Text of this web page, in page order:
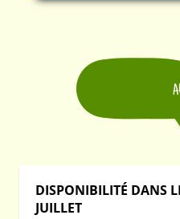
DISPONIBILITÉ DANS
JUILLET